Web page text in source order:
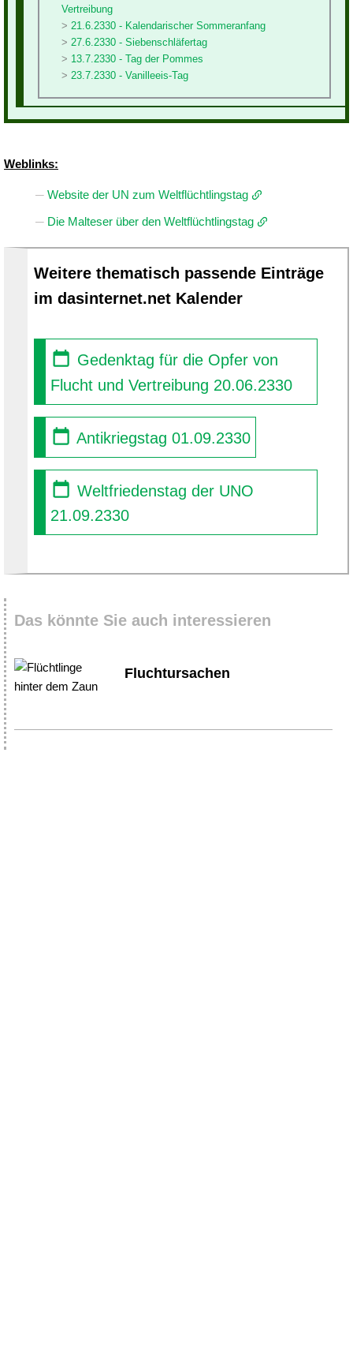
Vertreibung
21.6.2330 - Kalendarischer Sommeranfang
27.6.2330 - Siebenschläfertag
13.7.2330 - Tag der Pommes
23.7.2330 - Vanilleeis-Tag
Weblinks:
Website der UN zum Weltflüchtlingstag
Die Malteser über den Weltflüchtlingstag
Weitere thematisch passende Einträge
im dasinternet.net Kalender
Gedenktag für die Opfer von
Flucht und Vertreibung 20.06.2330
Antikriegstag 01.09.2330
Weltfriedenstag der UNO
21.09.2330
Das könnte Sie auch interessieren
Fluchtursachen